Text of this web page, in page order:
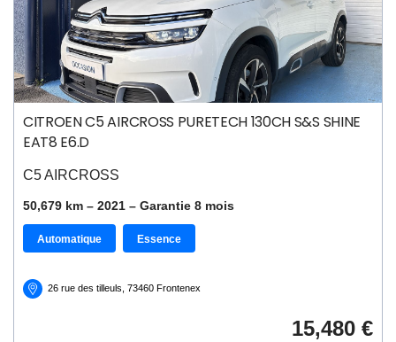
CITROEN C5 AIRCROSS PURETECH 130CH S&S SHINE
EAT8 E6.D
C5 AIRCROSS
50,679 km – 2021 – Garantie 8 mois
Automatique Essence
26 rue des tilleuls, 73460 Frontenex
15,480 €